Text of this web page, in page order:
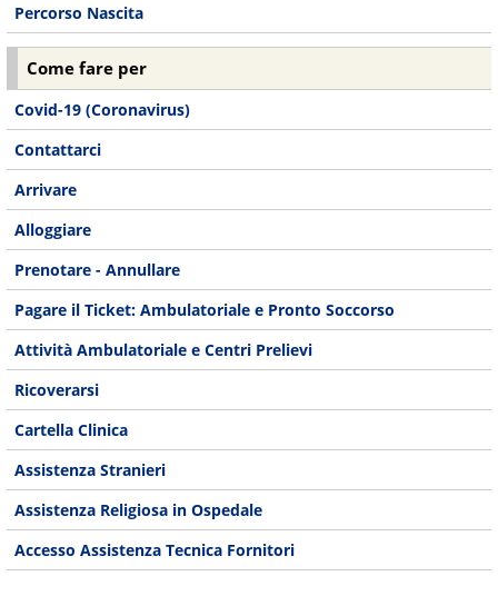
Percorso Nascita
Come fare per
Covid-19 (Coronavirus)
Contattarci
Arrivare
Alloggiare
Prenotare - Annullare
Pagare il Ticket: Ambulatoriale e Pronto Soccorso
Attività Ambulatoriale e Centri Prelievi
Ricoverarsi
Cartella Clinica
Assistenza Stranieri
Assistenza Religiosa in Ospedale
Accesso Assistenza Tecnica Fornitori